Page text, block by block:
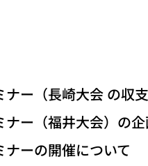
ー（長崎大会 の収
ー（福井大会）の企
ーの開催について